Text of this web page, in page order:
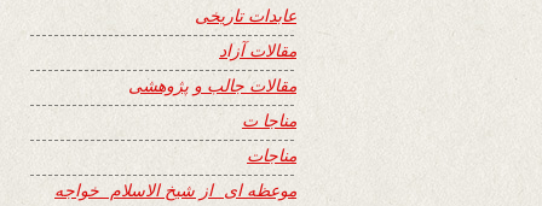
عابدات تاریخی
مقالات آزاد
مقالات جالب و پژوهشی
مناجا ت
مناجات
موعظه ای از شیخ الاسلام خواجه